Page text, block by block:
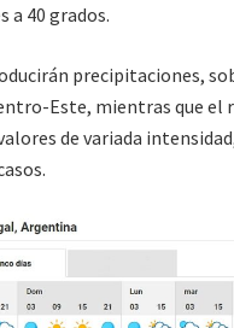
a 40 grados.
precipitaciones,
Este, mientras que el
de variada